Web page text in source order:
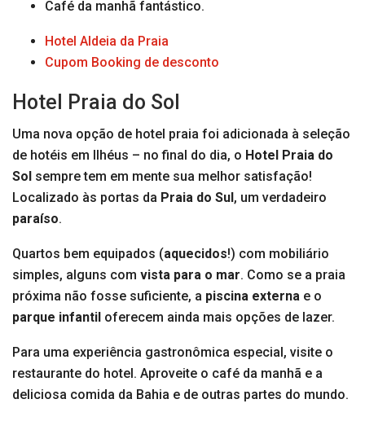
Café da manhã fantástico.
Hotel Aldeia da Praia
Cupom Booking de desconto
Hotel Praia do Sol
Uma nova opção de hotel praia foi adicionada à seleção
de hotéis em Ilhéus – no final do dia, o Hotel Praia do
Sol sempre tem em mente sua melhor satisfação!
Localizado às portas da Praia do Sul , um verdadeiro
paraíso.
Quartos bem equipados (aquecidos!) com mobiliário
simples, alguns com vista para o mar. Como se a praia
próxima não fosse suficiente, a piscina externa e o
parque infantil oferecem ainda mais opções de lazer.
Para uma experiência gastronômica especial, visite o
restaurante do hotel. Aproveite o café da manhã e a
deliciosa comida da Bahia e de outras partes do mundo.